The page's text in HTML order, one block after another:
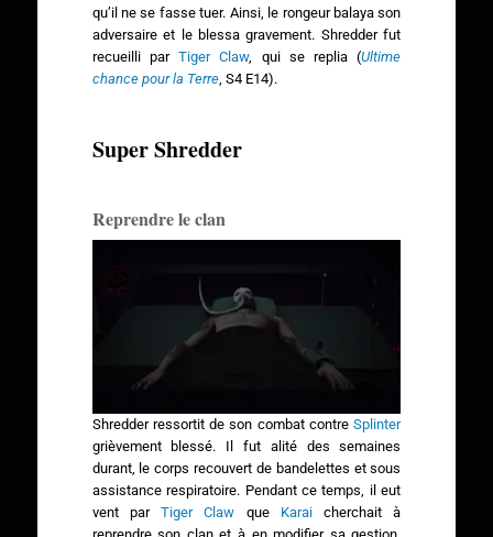
qu’il ne se fasse tuer. Ainsi, le rongeur balaya son
adversaire et le blessa gravement. Shredder fut
recueilli parTiger Claw, qui se replia (Ultime
chance pour la Terre, S4 E14).
Super Shredder
Reprendre le clan
Shredder ressortit de son combat contreSplinter
grièvement blessé. Il fut alité des semaines
durant, le corps recouvert de bandelettes et sous
assistance respiratoire. Pendant ce temps, il eut
vent parTiger Claw que Karaicherchait à